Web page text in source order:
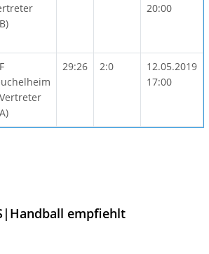
20:00
29:26 2:0
12.05.2019
17:00
empfiehlt